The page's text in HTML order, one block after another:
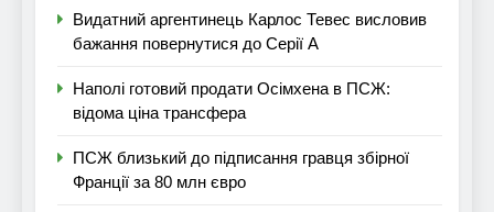
Видатний аргентинець Карлос Тевес висловив
бажання повернутися до Серії А
Наполі готовий продати Осімхена в ПСЖ:
відома ціна трансфера
ПСЖ близький до підписання гравця збірної
Франції за 80 млн євро